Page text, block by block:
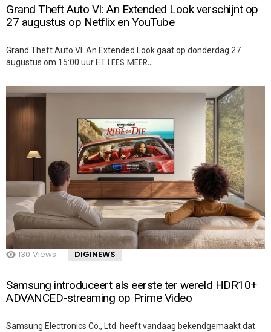
Grand Theft Auto VI: An Extended Look verschijnt op
27 augustus op Netflix en YouTube
Grand Theft Auto VI: An Extended Look gaat op donderdag 27
augustus om 15:00 uur ETLEES MEER…
130 Views DIGINEWS
Samsung introduceert als eerste ter wereld HDR10+
ADVANCED-streaming op Prime Video
Samsung Electronics Co., Ltd. heeft vandaag bekendgemaakt dat